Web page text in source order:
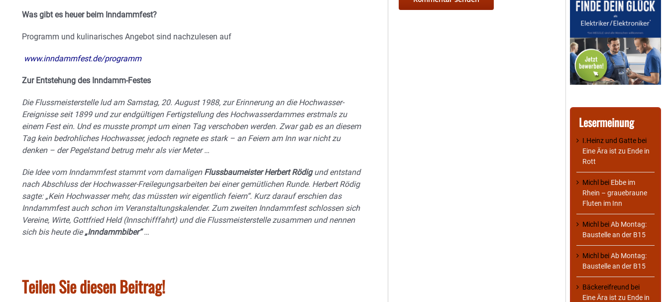
Was gibt es heuer beim Inndammfest?
Programm und kulinarisches Angebot sind nachzulesen auf
www.inndammfest.de/programm
Zur Entstehung des Inndamm-Festes
Die Flussmeisterstelle lud am Samstag, 20. August 1988, zur Erinnerung an die Hochwasser-
Ereignisse seit 1899 und zur endgültigen Fertigstellung des Hochwasserdammes erstmals zu
einem Fest ein. Und es musste prompt um einen Tag verschoben werden. Zwar gab es an diesem
Tag kein bedrohliches Hochwasser, jedoch regnete es stark – an Feiern am Inn war nicht zu
denken – der Pegelstand betrug mehr als vier Meter …
Die Idee vom Inndammfest stammt vom damaligen Flussbaumeister Herbert Rödigund entstand
nach Abschluss der Hochwasser-Freilegungsarbeiten bei einer gemütlichen Runde. Herbert Rödig
sagte: „Kein Hochwasser mehr, das müssten wir eigentlich feiern“. Kurz darauf erschien das
Inndammfest auch schon im Veranstaltungskalender. Zum zweiten Inndammfest schlossen sich
Vereine, Wirte, Gottfried Held (Innschifffahrt) und die Flussmeisterstelle zusammen und nennen
sich bis heute die„Inndammbiber“…
Teilen Sie diesen Beitrag!
Lesermeinung
I.Heinz und Gatte bei
Eine Ära ist zu Ende in
Rott
Michl bei Ebbe im
Rhein – grauebraune
Fluten im Inn
Michl beiAb Montag:
Baustelle an der B15
Michl beiAb Montag:
Baustelle an der B15
Bäckereifreund bei
Eine Ära ist zu Ende in